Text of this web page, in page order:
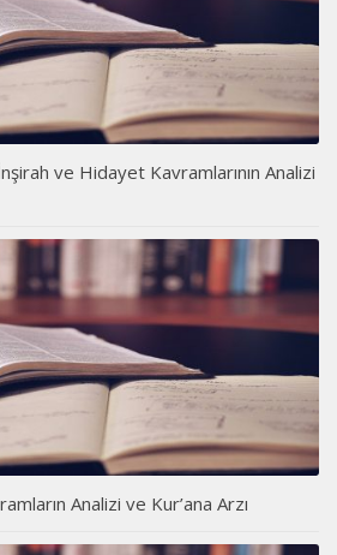
ve Hidayet Kavramlarının Analizi
Analizi ve Kur’ana Arzı